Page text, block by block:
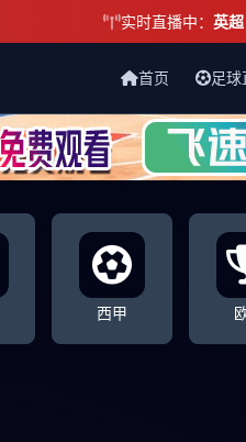
实时直播中： 英超
首页 足
西甲